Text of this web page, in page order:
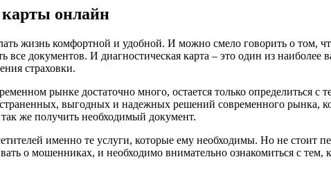
карты онлайн
жизнь комфортной и удобной. И можно смело говорить о том,
все документов. И диагностическая карта – это один из наиболее
страховки.
рынке достаточно много, остается только определиться
выгодных и надежных решений современного рынка,
же получить необходимый документ.
именно те услуги, которые ему необходимы. Но не стоит
о мошенниках, и необходимо внимательно ознакомиться с